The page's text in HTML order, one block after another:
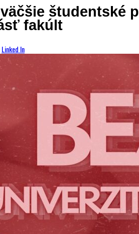
študentské
fakúlt
Linked In